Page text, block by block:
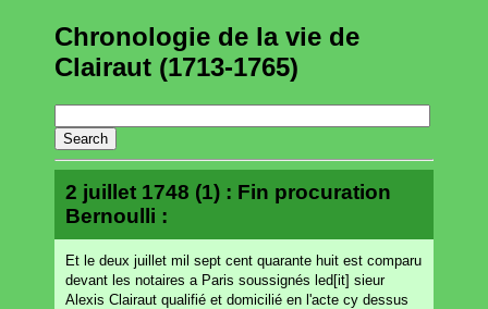
Chronologie de la vie de
Clairaut (1713-1765)
2 juillet 1748 (1) : Fin procuration
Bernoulli :
Et le deux juillet mil sept cent quarante huit est comparu
devant les notaires a Paris soussignés led[it] sieur
Alexis Clairaut qualifié et domicilié en l'acte cy dessus